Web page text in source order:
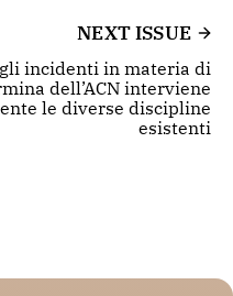
NEXT ISSUE
incidenti in materia di
dell’ACN interviene
le diverse discipline
esistenti